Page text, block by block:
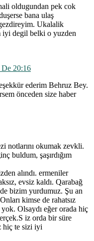
oldugundan pek cok
bana ulaş
Ukalalik
iyi degil belki o yuzden
De 20:16
ederim Behruz Bey.
önceden size haber
notlarını okumak zevkli.
buldum, şaşırdığım
alındı. ermeniler
evsiz kaldı. Qarabağ
bizim yurdumuz. Şu an
kimse de rahatsız
Olsaydı eğer orada hiç
iz orda bir süre
hiç te sizi iyi